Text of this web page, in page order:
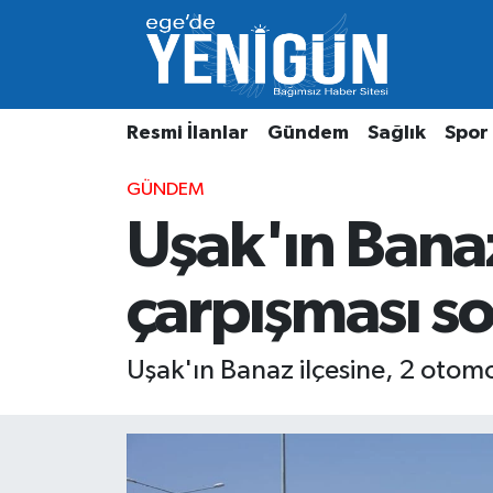
Resmi İlanlar Gündem Sağlık Spor
GÜNDEM
Uşak'ın
çarpışması
Uşak'ın Banaz ilçesine, 2
Resmi İlanlar
Gündem
Özel Haber
Beyoğlu Nöbetçi Eczaneler
Beyoğlu Hava Durumu
Beyoğlu Trafik Yoğunluk Haritası
Süper Lig Puan Durumu ve Fikstür
Tüm Manşetler
Son Dakika Haberleri